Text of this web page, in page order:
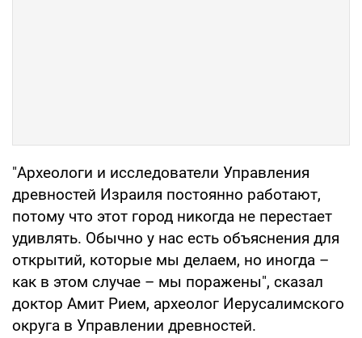
"Археологи и исследователи Управления
древностей Израиля постоянно работают,
потому что этот город никогда не перестает
удивлять. Обычно у нас есть объяснения для
открытий, которые мы делаем, но иногда –
как в этом случае – мы поражены", сказал
доктор Амит Рием, археолог Иерусалимского
округа в Управлении древностей.